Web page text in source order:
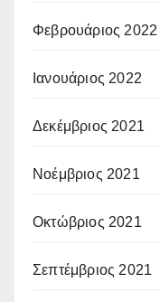
Φεβρουάριος 2022
Ιανουάριος 2022
Δεκέμβριος 2021
Νοέμβριος 2021
Οκτώβριος 2021
Σεπτέμβριος 2021